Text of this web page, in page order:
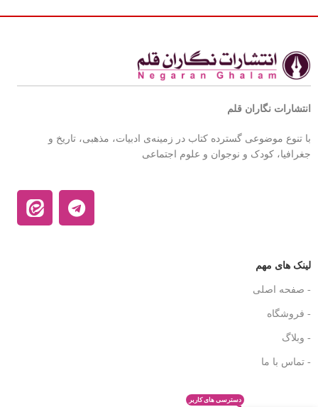
انتشارات نگاران قلم
با تنوع موضوعی گسترده کتاب در زمینه‌ی ادبیات، مذهبی، تاریخ و
جغرافیا، کودک و نوجوان و علوم اجتماعی
لینک های مهم
- صفحه اصلی
- فروشگاه
- وبلاگ
- تماس با ما
دسترسی های کاربر